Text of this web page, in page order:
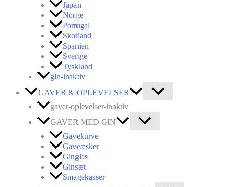
Japan
Norge
Portugal
Skotland
Spanien
Sverige
Tyskland
gin-inaktiv
GAVER & OPLEVELSER
gaver-oplevelser-inaktiv
GAVER MED GIN
Gavekurve
Gaveæsker
Ginglas
Ginsæt
Smagekasser